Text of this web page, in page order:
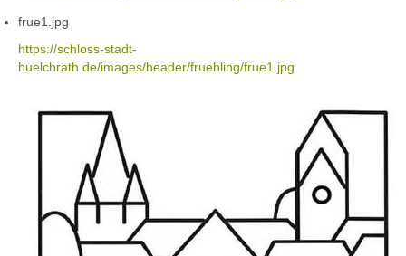
frue1.jpg
https://schloss-stadt-
huelchrath.de/images/header/fruehling/frue1.jpg